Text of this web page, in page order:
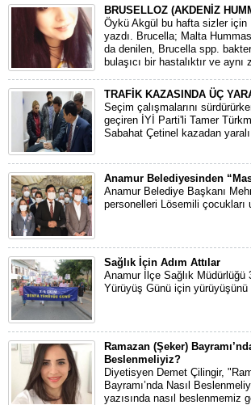
BRUSELLOZ (AKDENİZ
Öykü Akgül bu hafta sizler için
yazdı. Brucella; Malta
da denilen, Brucella spp.
bulaşıcı bir hastalıktır ve
TRAFİK KAZASINDA ÜÇ
Seçim çalışmalarını
geçiren İYİ Parti'li Tamer
Sabahat Çetinel kazadan
Anamur Belediyesinden
Anamur Belediye Başkanı
personelleri Lösemili çocukları
Sağlık İçin Adım Attılar
Anamur İlçe Sağlık Müdürlüğü
Yürüyüş Günü için yürüyüşünü
Ramazan (Şeker)
Beslenmeliyiz?
Diyetisyen Demet Çilingir,
Bayramı’nda Nasıl
yazısında nasıl beslenmemiz